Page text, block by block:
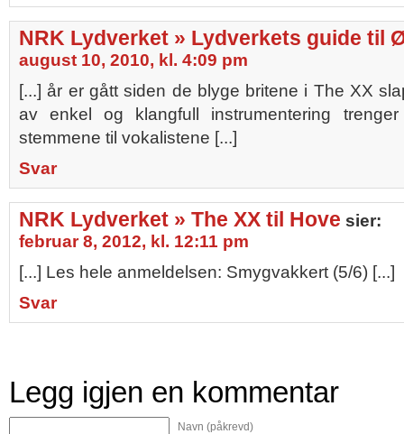
NRK Lydverket » Lydverkets guide til
august 10, 2010, kl. 4:09 pm
[...] år er gått siden de blyge britene i The XX
av enkel og klangfull instrumentering
stemmene til vokalistene [...]
Svar
NRK Lydverket » The XX til Hove sier:
februar 8, 2012, kl. 12:11 pm
[...] Les hele anmeldelsen: Smygvakkert (5/6) [...]
Svar
Legg igjen en kommentar
Navn (påkrevd)